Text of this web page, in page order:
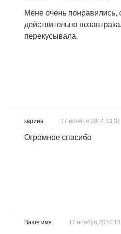
Мене очень понравились,
действительно
перекусывала.
карина 17 ноября 2014 13:37
Огромное спасибо
Ваше имя 17 ноября 2014